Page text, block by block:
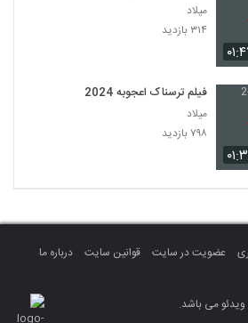
میلاد
۳۱۴ بازدید
فیلم ترسناک اعجوبه 2024
میلاد
۷۹۸ بازدید
عضویت در سایت قوانین سایت
درباره ما
می باشد.